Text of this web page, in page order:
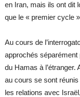
en Iran, mais ils ont dit
que le « premier cycle
Au cours de
approchés
du Hamas à
au cours se sont
les relations avec